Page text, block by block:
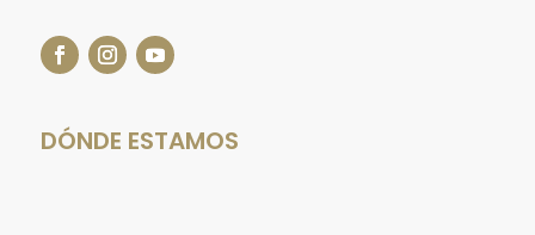
DÓNDE ESTAMOS